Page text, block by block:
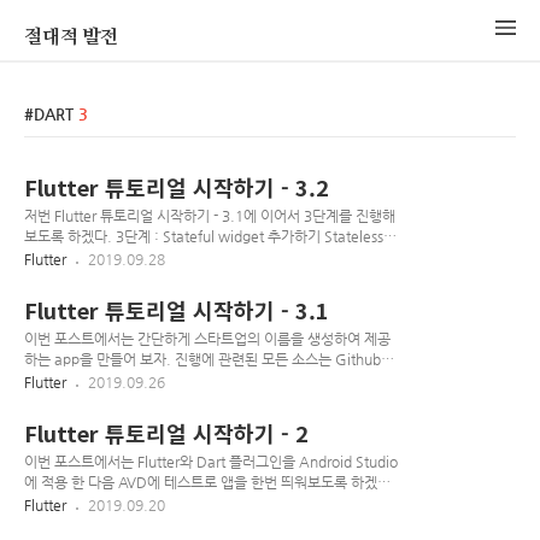
절대적 발전
DART 3
Flutter 튜토리얼 시작하기 - 3.2
저번 Flutter 튜토리얼 시작하기 - 3.1에 이어서 3단계를 진행해
보도록 하겠다. 3단계 : Stateful widget 추가하기 Stateless
widget은 변경할 수 없다 불변이다, 해당 widget의 속성들은
변경되는 상태를 그대로 유지한다. stateful widget을 구현하는
것은 최소 2개의 클래스가 필요하다. 1) StatefulWidget 클래
스와 , 2) State 클래스가 필요하다. StatefulWidget 클래스는
State 클래스의 인스턴스를 구현하고 자기 자신은 변경할 수 없
다 하지만 State 클래스는 widget의 생명주기 동안 지속된다.
Flutter 2019.09.28
Flutter 튜토리얼 시작하기 - 3.1
이번 포스트에서는 간단하게 스타트업의 이름을 생성하여 제공
하는 app을 만들어 보자. 진행에 관련된 모든 소스는 Github에
서 확인 할 수 있다! 사용자는 이름을 선택하거나 해제할 수 있
다. 화면은 리스트로 구성하여 스크롤을 내릴 때 이름을 생성하
게 하고, 스크롤은 제한이 없게 끔 해보도록 하자. 아래의 샘플
이미지를 보면 우리가 만들게 될 app이 어떤 모습일지 알 수 있
다. 우리가 이번 포스트로 배울 수 있는 것? Android, IOS나
web에서 자연스럽게 보이는 Flutter app를 만드는 법! Flutter
Flutter 2019.09.26
Flutter 튜토리얼 시작하기 - 2
이번 포스트에서는 Flutter와 Dart 플러그인을 Android Studio
에 적용 한 다음 AVD에 테스트로 앱을 한번 띄워보도록 하겠다.
진행에 관련된 모든 소스는 Github에서 확인 할 수 있다!
Flutter 2019.09.20